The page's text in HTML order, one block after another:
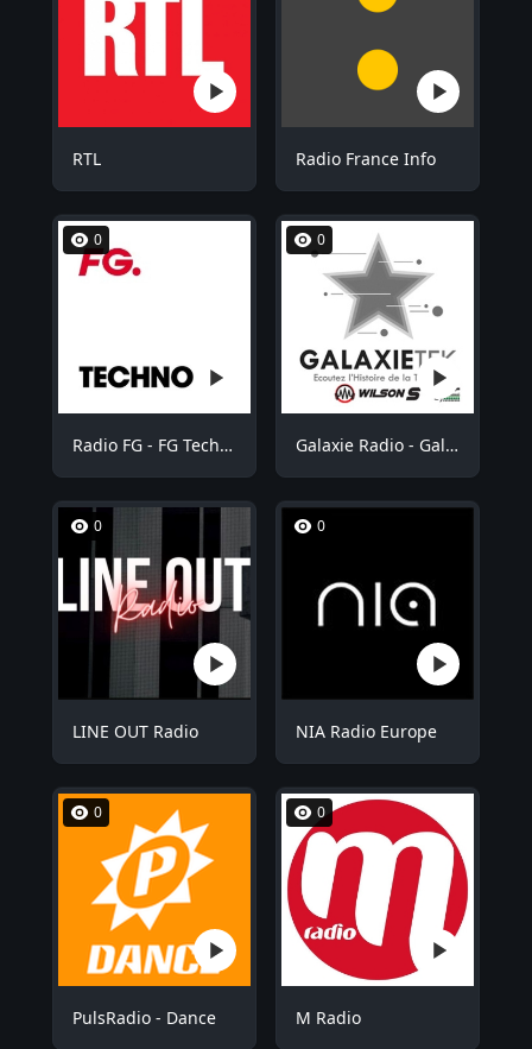
RTL Radio France Info
0
Radio FG - FG Techno
0
Galaxie Radio - GalaxieTek
0
LINE OUT Radio
0
NIA Radio Europe
0
PulsRadio - Dance
0
M Radio